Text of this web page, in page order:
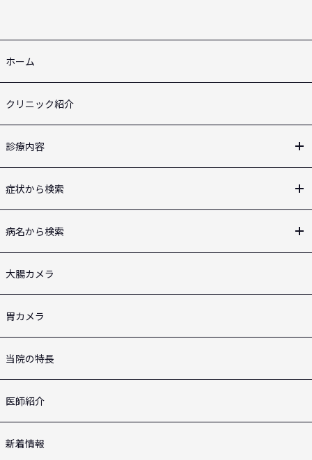
ホーム
クリニック紹介
診療内容
症状から検索
病名から検索
大腸カメラ
胃カメラ
当院の特長
医師紹介
新着情報